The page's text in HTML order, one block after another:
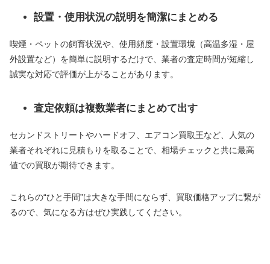
設置・使用状況の説明を簡潔にまとめる
喫煙・ペットの飼育状況や、使用頻度・設置環境（高温多湿・屋
外設置など）を簡単に説明するだけで、業者の査定時間が短縮し
誠実な対応で評価が上がることがあります。
査定依頼は複数業者にまとめて出す
セカンドストリートやハードオフ、エアコン買取王など、人気の
業者それぞれに見積もりを取ることで、相場チェックと共に最高
値での買取が期待できます。
これらの“ひと手間”は大きな手間にならず、買取価格アップに繋が
るので、気になる方はぜひ実践してください。